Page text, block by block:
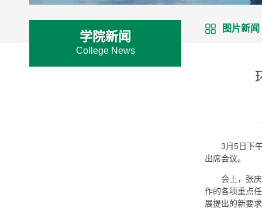
学院新闻
College News
图片新闻
3月5日下
出席会议。
会上，张
作的各项重点
展提出的新要